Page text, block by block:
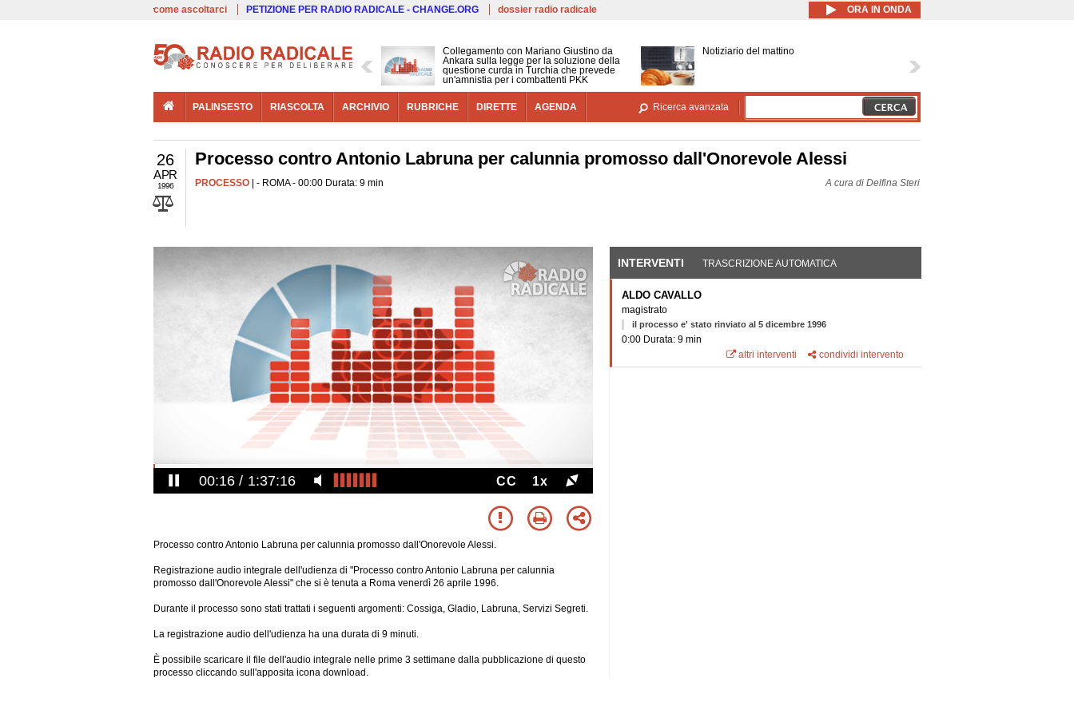
Salta al contenuto principale
come ascoltarci PETIZIONE PER RADIO RADICALE - CHANGE.ORG dossier radio radicale ORA IN ONDA
Collegamento con Mariano Giustino da
Ankara sulla legge per la soluzione della
questione curda in Turchia che prevede
un'amnistia per i combattenti PKK
Notiziario del mattino
PALINSESTO RIASCOLTA ARCHIVIO RUBRICHE DIRETTE AGENDA Ricerca avanzata
26
APR
1996
Processo contro Antonio Labruna per calunnia promosso dall'Onorevole Alessi
PROCESSO | - ROMA - 00:00 Durata: 9 min A cura di Delfina Steri
00:16 1:37:16 CC 1x
Processo contro Antonio Labruna per calunnia promosso dall'Onorevole Alessi.
Registrazione audio integrale dell'udienza di "Processo contro Antonio Labruna per calunnia
promosso dall'Onorevole Alessi" che si è tenuta a Roma venerdì 26 aprile 1996.
Durante il processo sono stati trattati i seguenti argomenti: Cossiga, Gladio, Labruna, Servizi Segreti.
La registrazione audio dell'udienza ha una durata di 9 minuti.
È possibile scaricare il file dell'audio integrale nelle prime 3 settimane dalla pubblicazione di questo
processo cliccando sull'apposita icona download.
INTERVENTI (SCHEDA ATTIVA)
TRASCRIZIONE AUTOMATICA
ALDO CAVALLO
magistrato
il processo e' stato rinviato al 5 dicembre 1996
0:00 Durata: 9 min
altri interventi
condividi intervento